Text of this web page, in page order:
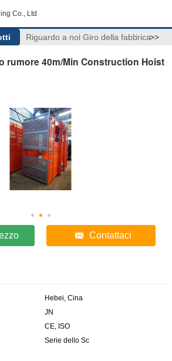
Co., Ltd
Riguardo a noi Giro della fabbrica>>
rumore 40m/Min Construction Hoist
Contattaci
Hebei, Cina
JN
CE, ISO
Serie dello Sc